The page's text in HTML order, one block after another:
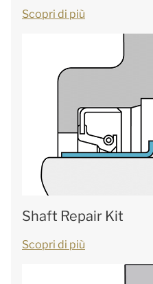
Scopri di più
Shaft Repair Kit
Scopri di più